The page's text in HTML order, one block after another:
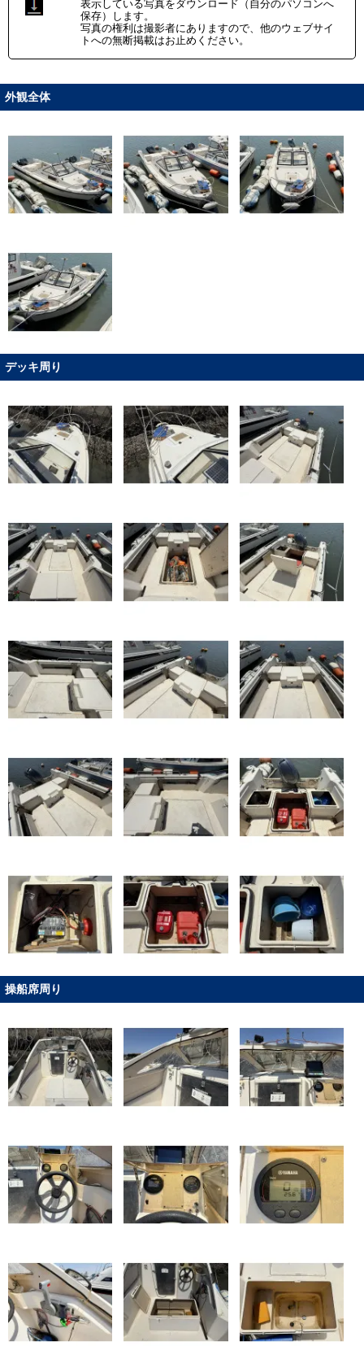
表示している写真をダウンロード（自分のパソコンへ
保存）します。
写真の権利は撮影者にありますので、他のウェブサイ
トへの無断掲載はお止めください。
外観全体
デッキ周り
操船席周り